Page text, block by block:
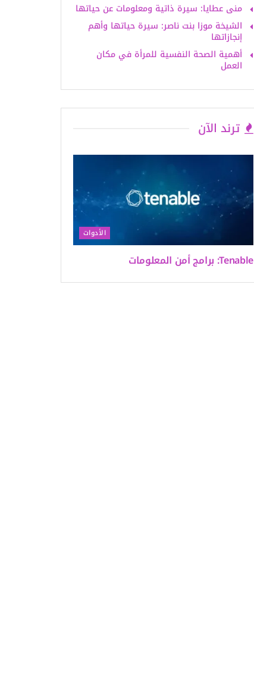
منى عطايا: سيرة ذاتية ومعلومات عن حياتها
الشيخة موزا بنت ناصر: سيرة حياتها وأهم
إنجازاتها
أهمية الصحة النفسية للمرأة في مكان
العمل
ترند الآن
الأدوات
Tenable: برامج أمن المعلومات